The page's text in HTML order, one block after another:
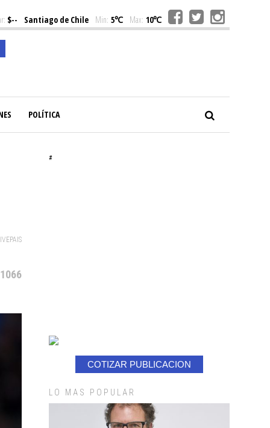
$-- Santiago de Chile Min: 5℃ Max: 10℃
POLÍTICA
#
COTIZAR PUBLICACION
LO MAS POPULAR